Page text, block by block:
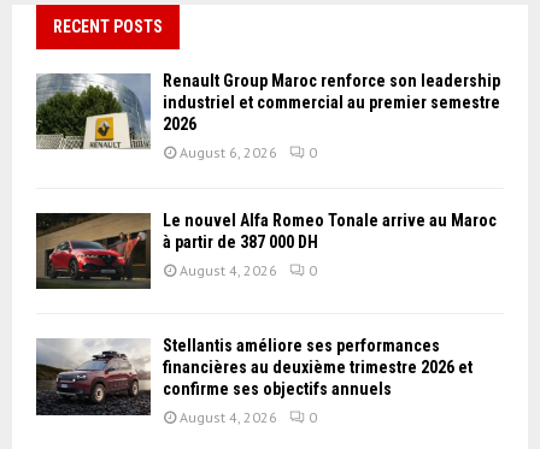
RECENT POSTS
Renault Group Maroc renforce son leadership
industriel et commercial au premier semestre
2026
August 6, 2026 0
Le nouvel Alfa Romeo Tonale arrive au Maroc
à partir de 387 000 DH
August 4, 2026 0
Stellantis améliore ses performances
financières au deuxième trimestre 2026 et
confirme ses objectifs annuels
August 4, 2026 0